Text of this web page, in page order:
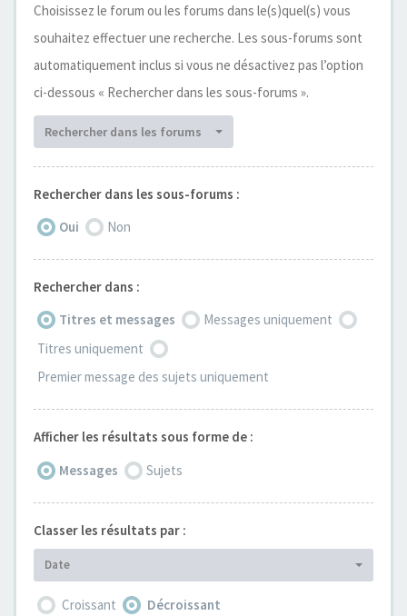
Choisissez le forum ou les forums dans le(s)quel(s) vous
souhaitez effectuer une recherche. Les sous-forums sont
automatiquement inclus si vous ne désactivez pas l’option
ci-dessous « Rechercher dans les sous-forums ».
Rechercher dans les forums
Rechercher dans les sous-forums :
Oui
Non
Rechercher dans :
Titres et messages
Messages uniquement
Titres uniquement
Premier message des sujets uniquement
Afficher les résultats sous forme de :
Messages
Sujets
Classer les résultats par :
Date
Croissant Décroissant